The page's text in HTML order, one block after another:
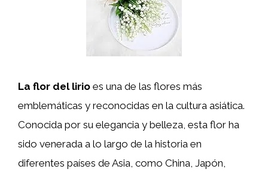
La flor del lirio es una de las flores más
emblemáticas y reconocidas en la cultura asiática.
Conocida por su elegancia y belleza, esta flor ha
sido venerada a lo largo de la historia en
diferentes países de Asia, como China, Japón,